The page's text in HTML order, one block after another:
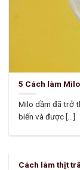
5 Cách làm
Milo dầm đã trở
biến và được [...]
Cách làm thịt